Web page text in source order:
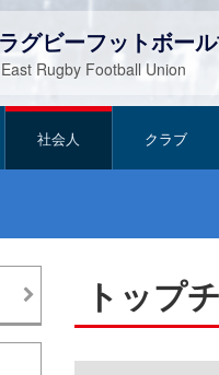
グビーフットボー
Rugby Football Union
社会人 クラブ
トップ